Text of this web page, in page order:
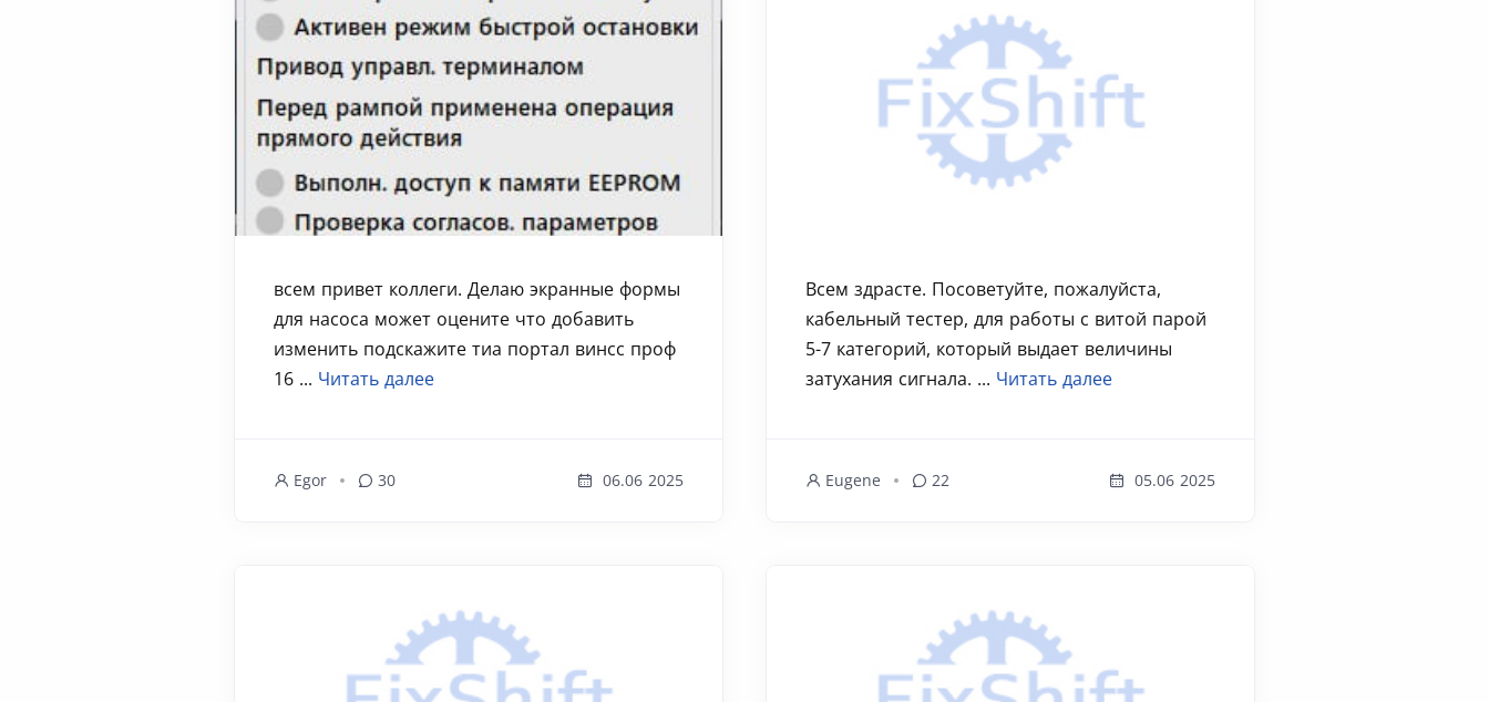
всем привет коллеги. Делаю экранные формы
для насоса может оцените что добавить
изменить подскажите тиа портал винсс проф
16 ... Читать далее
Egor 30 06.06 2025
Всем здрасте. Посоветуйте, пожалуйста,
кабельный тестер, для работы с витой парой
5-7 категорий, который выдает величины
затухания сигнала. ... Читать далее
Eugene 22 05.06 2025